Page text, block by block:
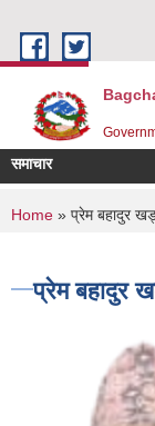
समाचार
You are
Home » प्रेम बहादुर
प्रेम बहादुर